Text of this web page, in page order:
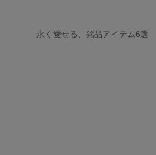
永く愛せる、銘品アイテム6選